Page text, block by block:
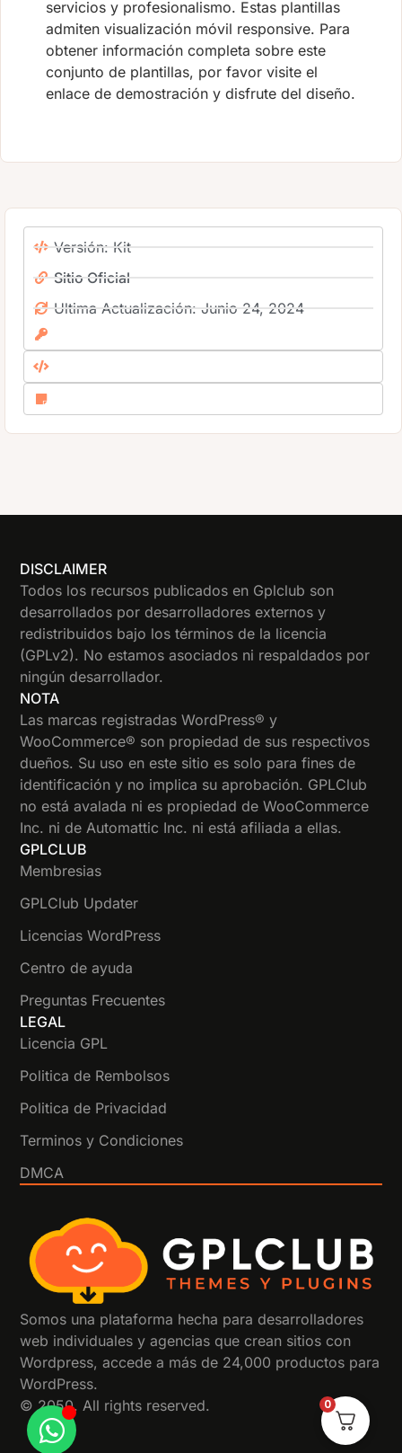
servicios y profesionalismo. Estas plantillas
admiten visualización móvil responsive. Para
obtener información completa sobre este
conjunto de plantillas, por favor visite el
enlace de demostración y disfrute del diseño.
Versión: Kit
Sitio Oficial
Ultima Actualización: Junio 24, 2024
DISCLAIMER
Todos los recursos publicados en Gplclub son
desarrollados por desarrolladores externos y
redistribuidos bajo los términos de la licencia
(GPLv2). No estamos asociados ni respaldados por
ningún desarrollador.
NOTA
Las marcas registradas WordPress® y
WooCommerce® son propiedad de sus respectivos
dueños. Su uso en este sitio es solo para fines de
identificación y no implica su aprobación. GPLClub
no está avalada ni es propiedad de WooCommerce
Inc. ni de Automattic Inc. ni está afiliada a ellas.
GPLCLUB
Membresias
GPLClub Updater
Licencias WordPress
Centro de ayuda
Preguntas Frecuentes
LEGAL
Licencia GPL
Politica de Rembolsos
Politica de Privacidad
Terminos y Condiciones
DMCA
Somos una plataforma hecha para desarrolladores
web individuales y agencias que crean sitios con
Wordpress, accede a más de 24,000 productos para
WordPress.
© 2050. All rights reserved.
0